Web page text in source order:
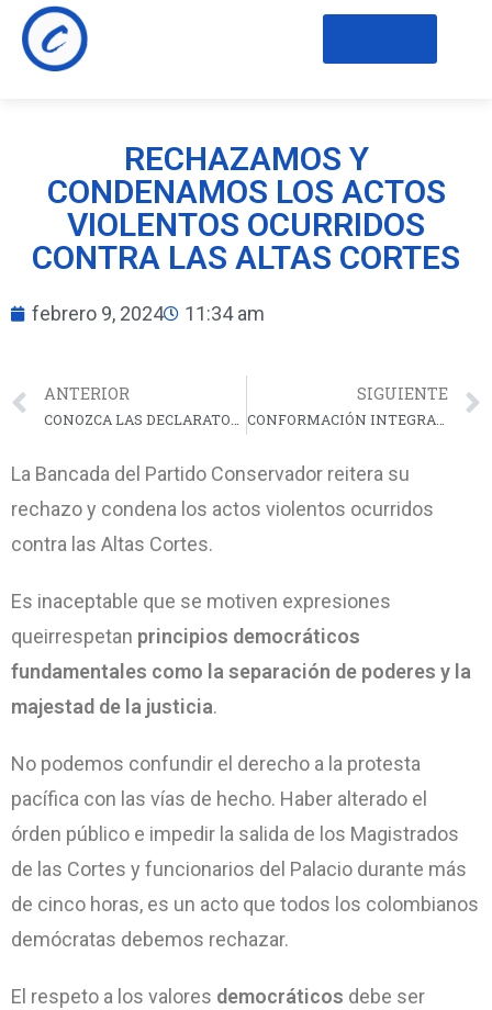
RECHAZAMOS Y
CONDENAMOS LOS ACTOS
VIOLENTOS OCURRIDOS
CONTRA LAS ALTAS CORTES
febrero 9, 2024 11:34 am
ANTERIOR SIGUIENTE
CONFORMACIÓN INTEGRAL DE LOS DIRECTORIOS DEPARTAMENTALES Y DISTRITALES
La Bancada del Partido Conservador reitera su
rechazo y condena los actos violentos ocurridos
contra las Altas Cortes.
Es inaceptable que se motiven expresiones
queirrespetan principios democráticos
fundamentales como la separación de poderes y la
majestad de la justicia.
No podemos confundir el derecho a la protesta
pacífica con las vías de hecho. Haber alterado el
órden público e impedir la salida de los Magistrados
de las Cortes y funcionarios del Palacio durante más
de cinco horas, es un acto que todos los colombianos
demócratas debemos rechazar.
El respeto a los valores democráticos debe ser